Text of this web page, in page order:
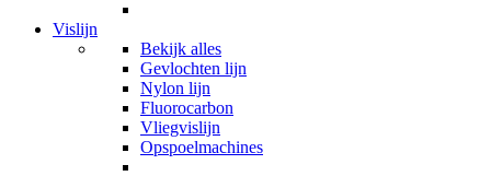
Vislijn
Bekijk alles
Gevlochten lijn
Nylon lijn
Fluorocarbon
Vliegvislijn
Opspoelmachines